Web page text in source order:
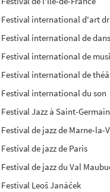
Festival international d'art
Festival international de
Festival international de
Festival international de
Festival international du son
Festival Jazz à Saint-
Festival de jazz de Marne-la-
Festival de jazz de Paris
Festival de jazz du Val
Festival Leoš Janáček